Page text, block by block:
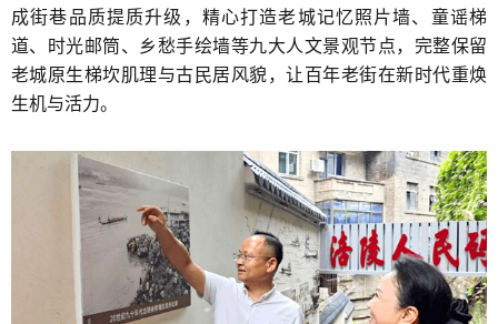
成街巷品质提质升级，精心打造老城记忆照片墙、童谣梯
道、时光邮筒、乡愁手绘墙等九大人文景观节点，完整保留
老城原生梯坎肌理与古民居风貌，让百年老街在新时代重焕
生机与活力。